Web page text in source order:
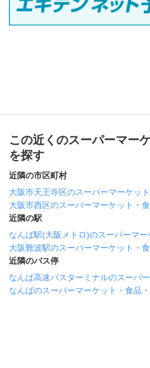
この近くのスーパーマー
を探す
近隣の市区町村
大阪市天王寺区のスーパーマーケッ
大阪市西区のスーパーマーケット・
近隣の駅
なんば駅(大阪メトロ)のスーパーマ
大阪難波駅のスーパーマーケット・
近隣のバス停
なんば高速バスターミナルのスーパ
なんばのスーパーマーケット・食品